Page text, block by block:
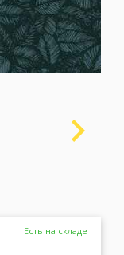
Есть на складе